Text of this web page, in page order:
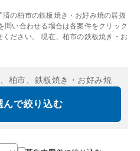
の柏市の鉄板焼き・お好み焼の居抜
問い合わせる場合は各案件をクリック
ださい。 現在、柏市の鉄板焼き・お
柏市、鉄板焼き・お好み焼
んで絞り込む